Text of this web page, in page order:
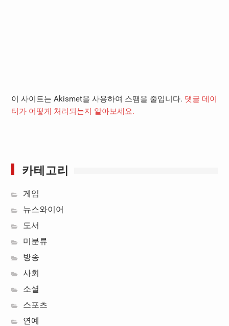
이 사이트는 Akismet을 사용하여 스팸을 줄입니다. 댓글 데이
터가 어떻게 처리되는지 알아보세요.
카테고리
게임
뉴스와이어
도서
미분류
방송
사회
소셜
스포츠
연예